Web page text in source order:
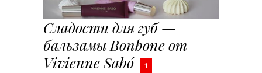
Сладости для губ —
бальзамы Bonbone от
Vivienne Sabó
1